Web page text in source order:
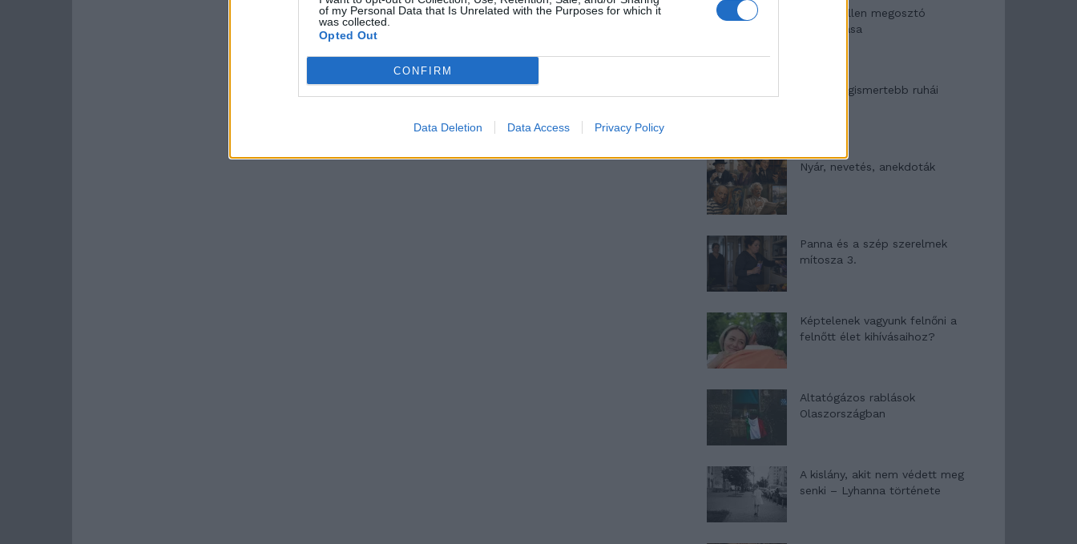
of my Personal Data that Is Unrelated with the Purposes for which it
was collected.
Opted Out
CONFIRM
Data Deletion Data Access Privacy Policy
Woody Allen megosztó
zsenialitása
A világ legismertebb ruhái
Nyár, nevetés, anekdoták
Panna és a szép szerelmek
mítosza 3.
Képtelenek vagyunk felnőni a
felnőtt élet kihívásaihoz?
Altatógázos rablások
Olaszországban
A kislány, akit nem védett meg
senki – Lyhanna története